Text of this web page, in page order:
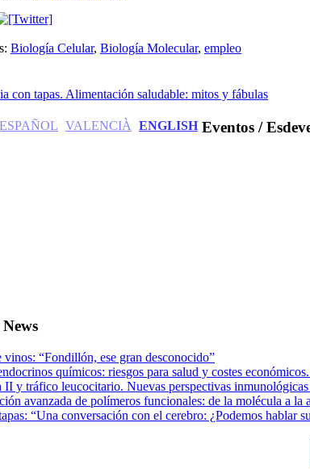
Biología Celular, Biología Molecular, empleo
con tapas. Alimentación saludable: mitos y fábulas
ESPAÑOL VALENCIÀ ENGLISH Eventos /
“Fondillón, ese gran desconocido”
químicos: riesgos para salud y costes
y tráfico leucocitario. Nuevas perspectivas
avanzada de polímeros funcionales: de la molécula a
“Una conversación con el cerebro: ¿Podemos hablar